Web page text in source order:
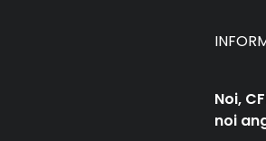
Noi,
noi